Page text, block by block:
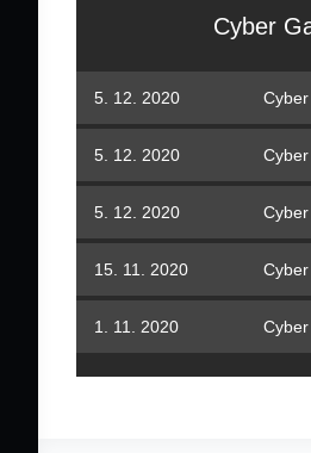
Cyber
5. 12. 2020
5. 12. 2020
5. 12. 2020
15. 11. 2020
1. 11. 2020